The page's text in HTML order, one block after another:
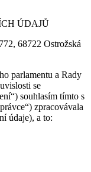
ÚDAJŮ
68722 Ostrožská
parlamentu a Rady
se
souhlasím tímto s
zpracovávala
údaje), a to: